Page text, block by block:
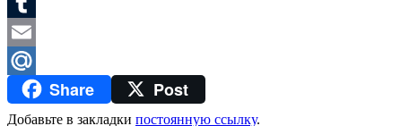
Tumblr
Email
Mail.RuShare Post
Добавьте в закладки постоянную ссылку.